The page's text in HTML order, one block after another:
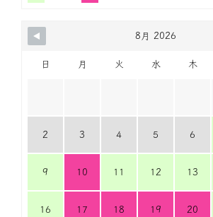
8月 2026
日 月 火 水 木
2 3 4 5 6
9 10 11 12 13
16 17 18 19 20